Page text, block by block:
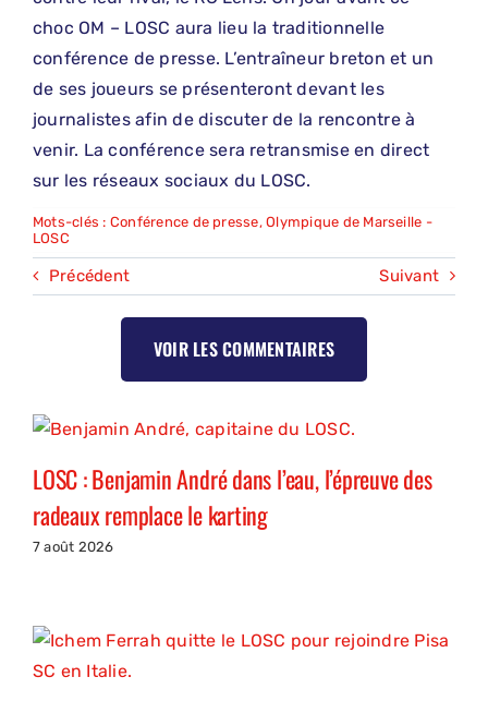
choc OM – LOSC aura lieu la traditionnelle
conférence de presse. L’entraîneur breton et un
de ses joueurs se présenteront devant les
journalistes afin de discuter de la rencontre à
venir. La conférence sera retransmise en direct
sur les réseaux sociaux du LOSC.
Mots-clés : Conférence de presse,Olympique de Marseille -
LOSC
Précédent Suivant
VOIR LES COMMENTAIRES
LOSC : Benjamin André dans l’eau, l’épreuve des
radeaux remplace le karting
7 août 2026